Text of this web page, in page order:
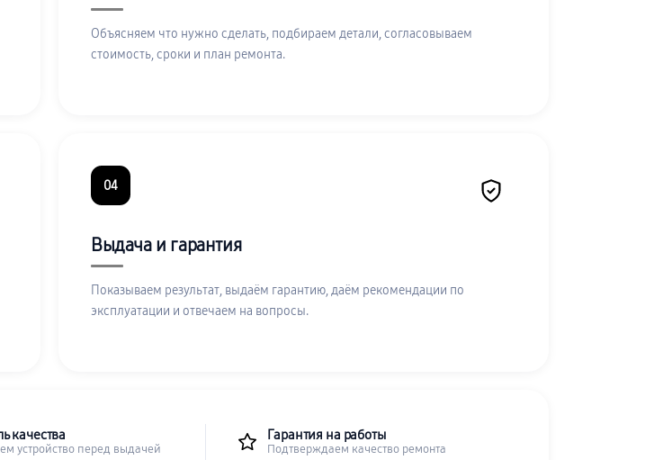
Объясняем что нужно сделать, подбираем детали, согласовываем
стоимость, сроки и план ремонта.
04
Выдача и гарантия
Показываем результат, выдаём гарантию, даём рекомендации по
эксплуатации и отвечаем на вопросы.
качества
устройство перед выдачей
Гарантия на работы
Подтверждаем качество ремонта